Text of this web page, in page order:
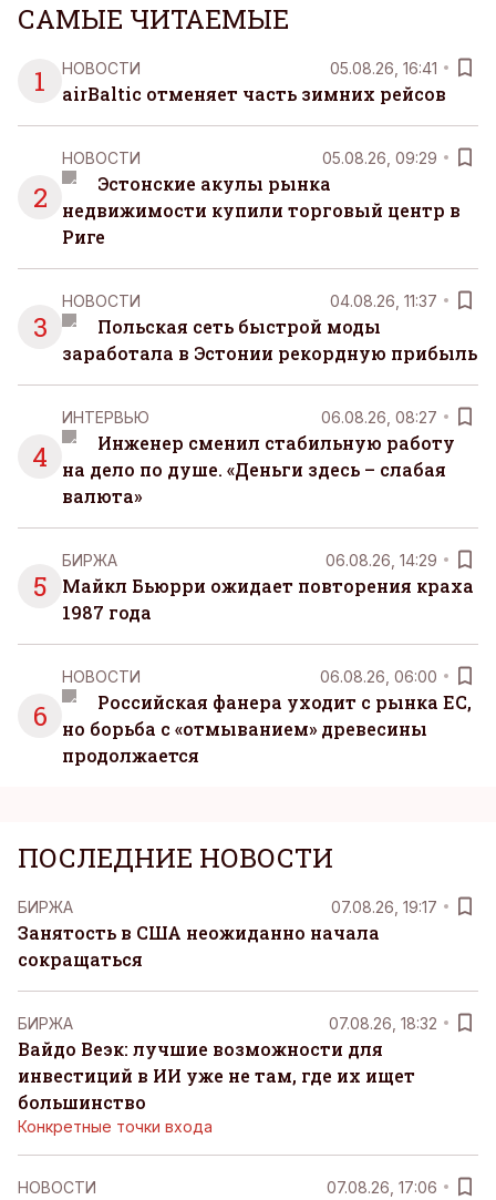
САМЫЕ ЧИТАЕМЫЕ
1
НОВОСТИ 05.08.26, 16:41
airBaltic отменяет часть зимних рейсов
2
НОВОСТИ 05.08.26, 09:29
Эстонские акулы рынка
недвижимости купили торговый центр в
Риге
3
НОВОСТИ 04.08.26, 11:37
Польская сеть быстрой моды
заработала в Эстонии рекордную прибыль
4
ИНТЕРВЬЮ 06.08.26, 08:27
Инженер сменил стабильную работу
на дело по душе. «Деньги здесь – слабая
валюта»
5
БИРЖА 06.08.26, 14:29
Майкл Бьюрри ожидает повторения краха
1987 года
6
НОВОСТИ 06.08.26, 06:00
Российская фанера уходит с рынка ЕС,
но борьба с «отмыванием» древесины
продолжается
ПОСЛЕДНИЕ НОВОСТИ
БИРЖА 07.08.26, 19:17
Занятость в США неожиданно начала
сокращаться
БИРЖА 07.08.26, 18:32
Вайдо Веэк: лучшие возможности для
инвестиций в ИИ уже не там, где их ищет
большинство
Конкретные точки входа
НОВОСТИ 07.08.26, 17:06